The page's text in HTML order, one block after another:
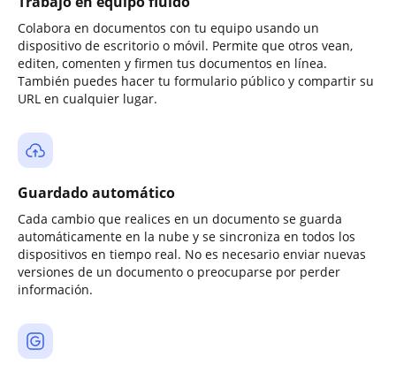
Colabora en documentos con tu equipo usando un
dispositivo de escritorio o móvil. Permite que otros vean,
editen, comenten y firmen tus documentos en línea.
También puedes hacer tu formulario público y compartir su
URL en cualquier lugar.
Guardado automático
Cada cambio que realices en un documento se guarda
automáticamente en la nube y se sincroniza en todos los
dispositivos en tiempo real. No es necesario enviar nuevas
versiones de un documento o preocuparse por perder
información.